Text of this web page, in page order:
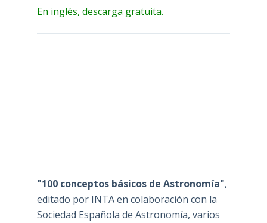
En inglés, descarga gratuita.
"100 conceptos básicos de Astronomía",
editado por INTA en colaboración con la
Sociedad Española de Astronomía, varios